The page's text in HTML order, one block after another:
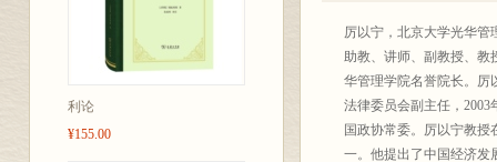
利论
¥155.00
厉以宁，北京大学光华管
助教、讲师、副教授、教
华管理学院名誉院长。厉
法律委员会副主任，
国政协常委。厉以宁教
一。他提出了中国经济发